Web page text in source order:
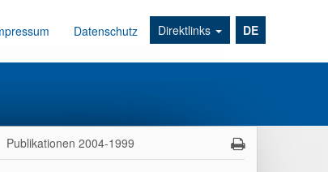
Datenschutz Direktlinks DE
Publikationen 2004-1999